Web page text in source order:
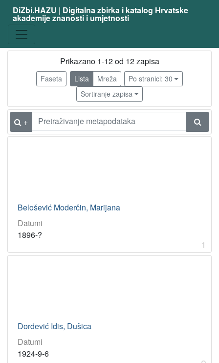
zanimanje
kiparica
10
primijenjeni umjetnik - tapiserija
etnologinja
anglist
1
sociolog
primijenjeni umjetnik - keramika
1
DiZbi.HAZU | Digitalna zbirka i katalog Hrvatske
akademije znanosti i umjetnosti
Prikazano 1-12 od 12 zapisa
Faseta Lista Mreža
Po stranici: 30
Sortiranje zapisa
+
Belošević Moderčin, Marijana
Datumi
1896-?
1
Đorđević Idis, Dušica
Datumi
1924-9-6